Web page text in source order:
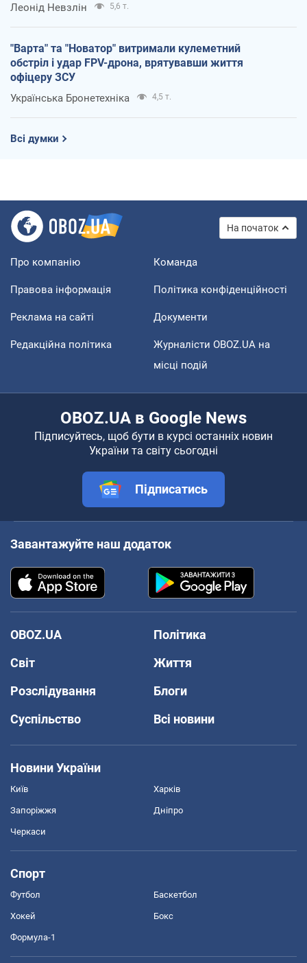
Леонід Невзлін 5,6 т.
"Варта" та "Новатор" витримали кулеметний
обстріл і удар FPV-дрона, врятувавши життя
офіцеру ЗСУ
Українська Бронетехніка 4,5 т.
Всі думки
На початок
Про компанію Команда
Правова інформація Політика конфіденційності
Реклама на сайті Документи
Редакційна політика
Журналісти OBOZ.UA на
місці подій
OBOZ.UA в Google News
Підписуйтесь, щоб бути в курсі останніх новин
України та світу сьогодні
Підписатись
Завантажуйте наш додаток
OBOZ.UA
Політика
Світ
Життя
Розслідування
Блоги
Суспільство
Всі новини
Новини України
Київ Харків
Запоріжжя Дніпро
Черкаси
Спорт
Футбол Баскетбол
Хокей Бокс
Формула-1